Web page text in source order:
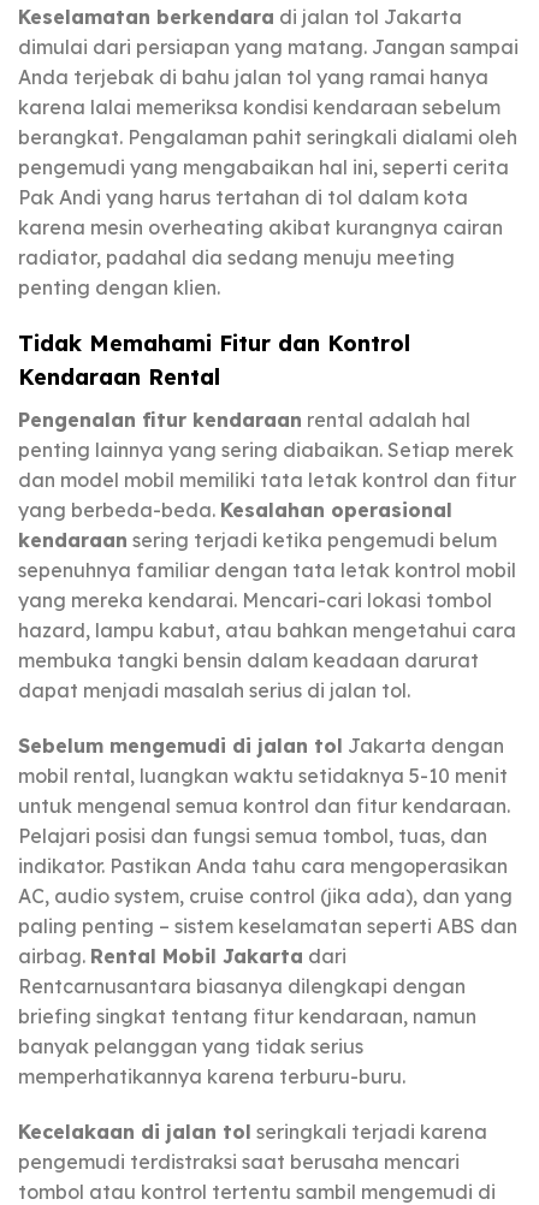
Keselamatan berkendara di jalan tol Jakarta
dimulai dari persiapan yang matang. Jangan sampai
Anda terjebak di bahu jalan tol yang ramai hanya
karena lalai memeriksa kondisi kendaraan sebelum
berangkat. Pengalaman pahit seringkali dialami oleh
pengemudi yang mengabaikan hal ini, seperti cerita
Pak Andi yang harus tertahan di tol dalam kota
karena mesin overheating akibat kurangnya cairan
radiator, padahal dia sedang menuju meeting
penting dengan klien.
Tidak Memahami Fitur dan Kontrol
Kendaraan Rental
Pengenalan fitur kendaraan rental adalah hal
penting lainnya yang sering diabaikan. Setiap merek
dan model mobil memiliki tata letak kontrol dan fitur
yang berbeda-beda. Kesalahan operasional
kendaraan sering terjadi ketika pengemudi belum
sepenuhnya familiar dengan tata letak kontrol mobil
yang mereka kendarai. Mencari-cari lokasi tombol
hazard, lampu kabut, atau bahkan mengetahui cara
membuka tangki bensin dalam keadaan darurat
dapat menjadi masalah serius di jalan tol.
Sebelum mengemudi di jalan tol Jakarta dengan
mobil rental, luangkan waktu setidaknya 5-10 menit
untuk mengenal semua kontrol dan fitur kendaraan.
Pelajari posisi dan fungsi semua tombol, tuas, dan
indikator. Pastikan Anda tahu cara mengoperasikan
AC, audio system, cruise control (jika ada), dan yang
paling penting – sistem keselamatan seperti ABS dan
airbag. Rental Mobil Jakarta dari
Rentcarnusantara biasanya dilengkapi dengan
briefing singkat tentang fitur kendaraan, namun
banyak pelanggan yang tidak serius
memperhatikannya karena terburu-buru.
Kecelakaan di jalan tol seringkali terjadi karena
pengemudi terdistraksi saat berusaha mencari
tombol atau kontrol tertentu sambil mengemudi di